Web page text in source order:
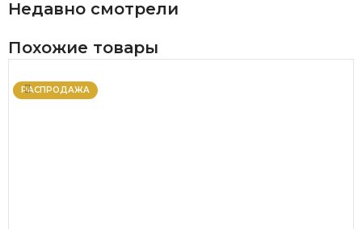
Недавно смотрели
Похожие товары
РАСПРОДАЖА